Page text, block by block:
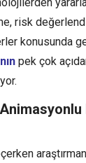
risk
konusunda
pek çok